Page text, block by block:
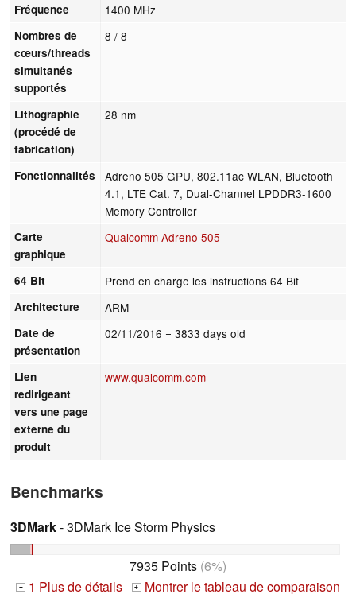
Fréquence 1400 MHz
Nombres de
cœurs/threads
simultanés
supportés
8 / 8
Lithographie
(procédé de
fabrication)
28 nm
Fonctionnalités
Adreno 505 GPU, 802.11ac WLAN, Bluetooth
4.1, LTE Cat. 7, Dual-Channel LPDDR3-1600
Memory Controller
Carte
graphique
Qualcomm Adreno 505
64 Bit Prend en charge les instructions 64 Bit
Architecture ARM
Date de
présentation
02/11/2016 = 3833 days old
Lien
redirigeant
vers une page
externe du
produit
www.qualcomm.com
Benchmarks
3DMark- 3DMark Ice Storm Physics
7935 Points (6%)
+ 1 Plus de détails + Montrer le tableau de comparaison